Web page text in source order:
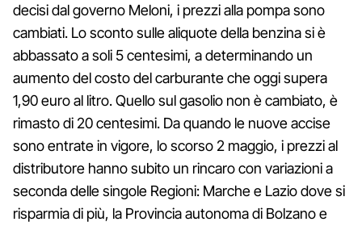
decisi dal governo Meloni, i prezzi alla pompa sono
cambiati. Lo sconto sulle aliquote della benzina si è
abbassato a soli 5 centesimi, a determinando un
aumento del costo del carburante che oggi supera
1,90 euro al litro. Quello sul gasolio non è cambiato, è
rimasto di 20 centesimi. Da quando le nuove accise
sono entrate in vigore, lo scorso 2 maggio, i prezzi al
distributore hanno subito un rincaro con variazioni a
seconda delle singole Regioni: Marche e Lazio dove si
risparmia di più, la Provincia autonoma di Bolzano e